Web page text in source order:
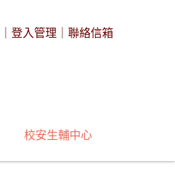
登入管理 聯絡信箱
校安生輔中心